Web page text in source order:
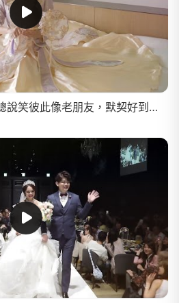
《台北婚禮錄影》我們總說笑彼此像老朋友，默契好到連架都吵不起來了/早儀晚宴SDE